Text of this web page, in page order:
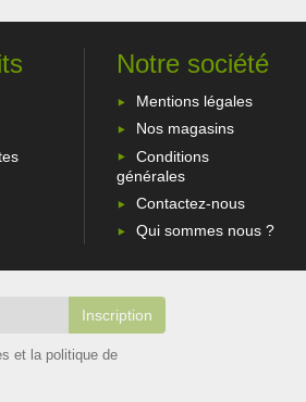
Notre société
Mentions légales
Nos magasins
Conditions
générales
Contactez-nous
Qui sommes nous ?
et la politique de